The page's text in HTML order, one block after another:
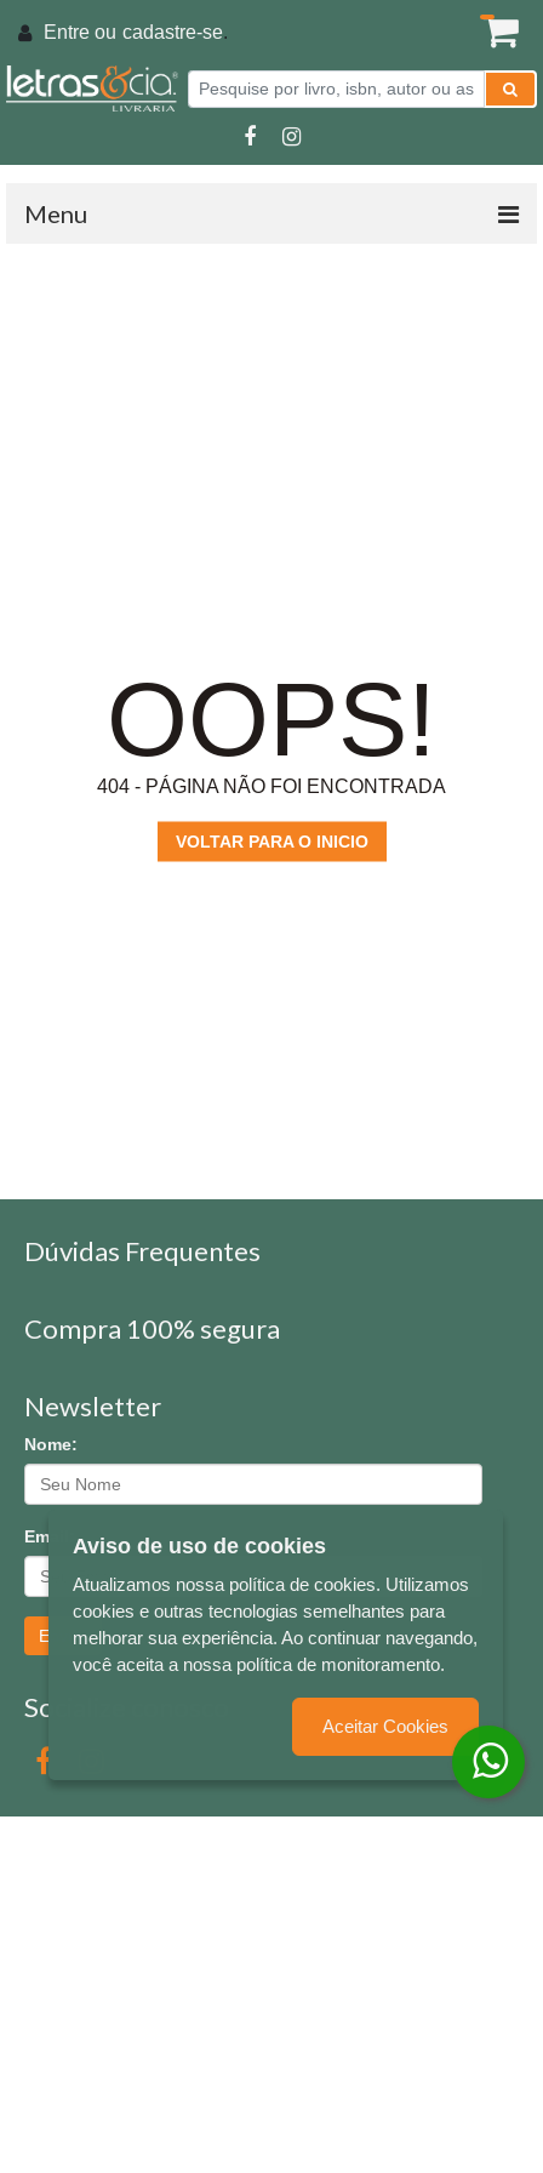
Entre ou cadastre-se.
Menu
OOPS!
404 - PÁGINA NÃO FOI ENCONTRADA
VOLTAR PARA O INICIO
Dúvidas Frequentes
Compra 100% segura
Newsletter
Nome:
Email:
Enviar
Socialize conosco
Aviso de uso de cookies
Atualizamos nossa política de cookies. Utilizamos
cookies e outras tecnologias semelhantes para
melhorar sua experiência. Ao continuar navegando,
você aceita a nossa política de monitoramento.
Aceitar Cookies